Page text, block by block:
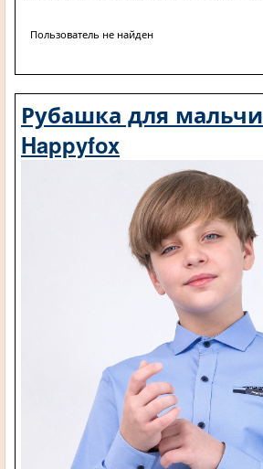
Пользователь не найден
Рубашка для
Happyfox